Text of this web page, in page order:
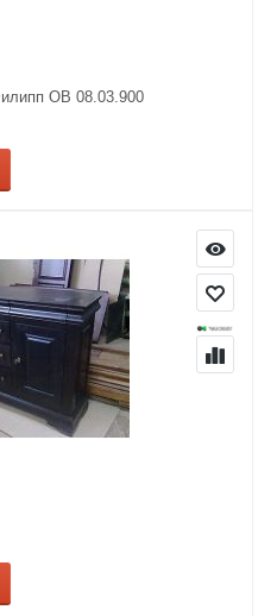
ОВ 08.03.900